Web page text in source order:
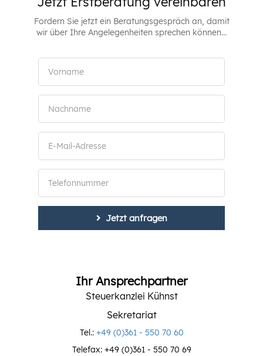
Fordern Sie jetzt ein Beratungsgespräch an, damit
wir über Ihre Angelegenheiten sprechen können...
Jetzt anfragen
Ihr Ansprechpartner
Steuerkanzlei Kühnst
Sekretariat
Tel.: +49 (0)361 - 550 70 60
Telefax: +49 (0)361 - 550 70 69